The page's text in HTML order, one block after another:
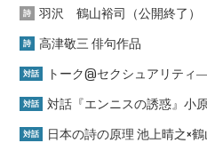
詩 羽沢 鶴山裕司（公開終了）
詩 高津敬三 俳句作品
対話 トーク@セクシュアリティ
対話 対話『エンニスの誘惑』小
対話 日本の詩の原理 池上晴之×